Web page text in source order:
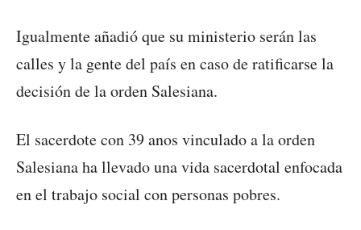
Igualmente añadió que su ministerio serán las
calles y la gente del país en caso de ratificarse la
decisión de la orden Salesiana.
El sacerdote con 39 anos vinculado a la orden
Salesiana ha llevado una vida sacerdotal enfocada
en el trabajo social con personas pobres.